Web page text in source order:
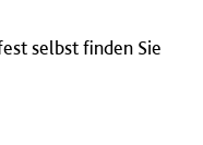
selbst finden Sie